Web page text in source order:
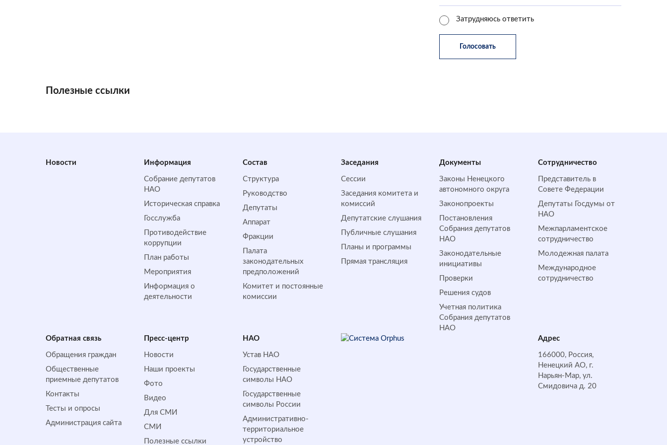
Затрудняюсь ответить
Полезные ссылки
Новости Информация
Собрание депутатов
НАО
Историческая справка
Госслужба
Противодействие
коррупции
План работы
Мероприятия
Информация о
деятельности
Состав
Структура
Руководство
Депутаты
Аппарат
Фракции
Палата
законодательных
предположений
Комитет и постоянные
комиссии
Заседания
Сессии
Заседания комитета и
комиссий
Депутатские слушания
Публичные слушания
Планы и программы
Прямая трансляция
Документы
Законы Ненецкого
автономного округа
Законопроекты
Постановления
Собрания депутатов
НАО
Законодательные
инициативы
Проверки
Решения судов
Учетная политика
Собрания депутатов
НАО
Сотрудничество
Представитель в
Совете Федерации
Депутаты Госдумы от
НАО
Межпарламентское
сотрудничество
Молодежная палата
Международное
сотрудничество
Обратная cвязь
Обращения граждан
Общественные
приемные депутатов
Контакты
Тесты и опросы
Администрация сайта
Пресс-центр
Новости
Наши проекты
Фото
Видео
Для СМИ
СМИ
Полезные ссылки
НАО
Устав НАО
Государственные
символы НАО
Государственные
символы России
Административно-
территориальное
устройство
Адрес
166000, Россия,
Ненецкий АО, г.
Нарьян-Мар, ул.
Смидовича д. 20